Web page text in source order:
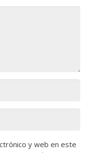
y web en este